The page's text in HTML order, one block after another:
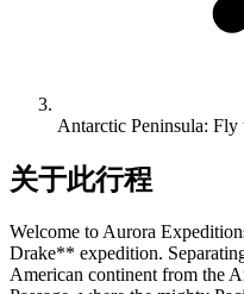
Antarctic Peninsula: Fly
关于此行程
Welcome to Aurora
Drake** expedition.
American continent from the